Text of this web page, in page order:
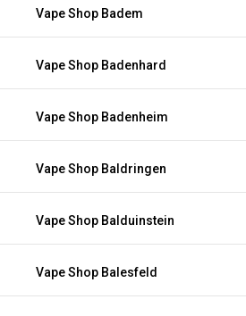
Vape Shop Badem
Vape Shop Badenhard
Vape Shop Badenheim
Vape Shop Baldringen
Vape Shop Balduinstein
Vape Shop Balesfeld